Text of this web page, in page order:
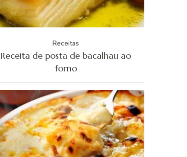
Receitas
Receita de posta de bacalhau ao
forno